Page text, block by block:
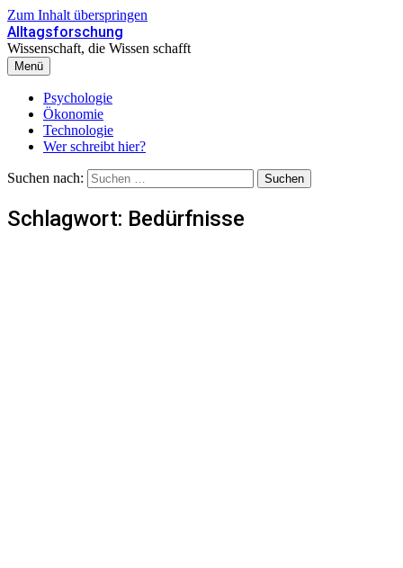
Zum Inhalt überspringen
Alltagsforschung
Wissenschaft, die Wissen schafft
Menü
Psychologie
Ökonomie
Technologie
Wer schreibt hier?
Suchen nach:
Schlagwort: Bedürfnisse